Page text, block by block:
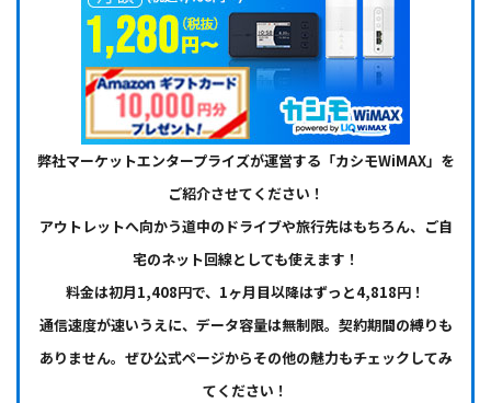
弊社マーケットエンタープライズが運営する「カシモWiMAX」を
ご紹介させてください！
アウトレットへ向かう道中のドライブや旅行先はもちろん、ご自
宅のネット回線としても使えます！
料金は初月1,408円で、1ヶ月目以降はずっと4,818円！
通信速度が速いうえに、データ容量は無制限。契約期間の縛りも
ありません。ぜひ公式ページからその他の魅力もチェックしてみ
てください！